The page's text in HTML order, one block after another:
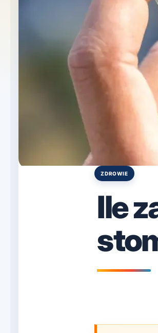
Posted
ZDROWIE
Ile